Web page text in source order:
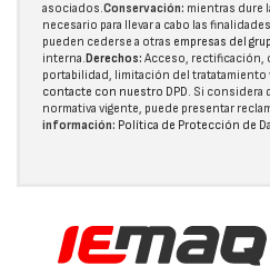
asociados.Conservación: mientras dure
necesario para llevar a cabo las
pueden cederse a otras empresas del
interna.Derechos: Acceso, rectificación,
portabilidad, limitación del tratatamiento
contacte con nuestro DPD. Si considera
normativa vigente, puede presentar
información: Política de Protección de